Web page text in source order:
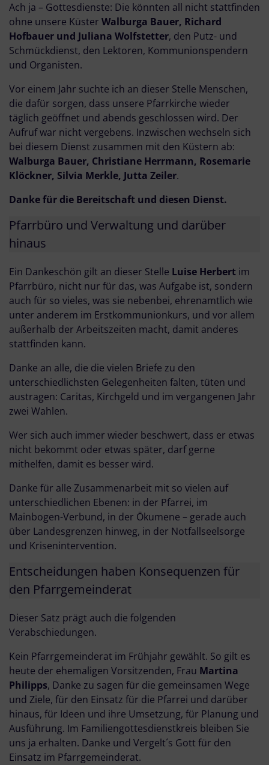
Ach ja – Gottesdienste: Die könnten all nicht stattfinden
ohne unsere Küster Walburga Bauer, Richard
Hofbauer und Juliana Wolfstetter, den Putz- und
Schmückdienst, den Lektoren, Kommunionspendern
und Organisten.
Vor einem Jahr suchte ich an dieser Stelle Menschen,
die dafür sorgen, dass unsere Pfarrkirche wieder
täglich geöffnet und abends geschlossen wird. Der
Aufruf war nicht vergebens. Inzwischen wechseln sich
bei diesem Dienst zusammen mit den Küstern ab:
Walburga Bauer, Christiane Herrmann, Rosemarie
Klöckner, Silvia Merkle, Jutta Zeiler.
Danke für die Bereitschaft und diesen Dienst.
Pfarrbüro und Verwaltung und darüber
hinaus
Ein Dankeschön gilt an dieser Stelle Luise Herbert im
Pfarrbüro, nicht nur für das, was Aufgabe ist, sondern
auch für so vieles, was sie nebenbei, ehrenamtlich wie
unter anderem im Erstkommunionkurs, und vor allem
außerhalb der Arbeitszeiten macht, damit anderes
stattfinden kann.
Danke an alle, die die vielen Briefe zu den
unterschiedlichsten Gelegenheiten falten, tüten und
austragen: Caritas, Kirchgeld und im vergangenen Jahr
zwei Wahlen.
Wer sich auch immer wieder beschwert, dass er etwas
nicht bekommt oder etwas später, darf gerne
mithelfen, damit es besser wird.
Danke für alle Zusammenarbeit mit so vielen auf
unterschiedlichen Ebenen: in der Pfarrei, im
Mainbogen-Verbund, in der Ökumene – gerade auch
über Landesgrenzen hinweg, in der Notfallseelsorge
und Krisenintervention.
Entscheidungen haben Konsequenzen für
den Pfarrgemeinderat
Dieser Satz prägt auch die folgenden
Verabschiedungen.
Kein Pfarrgemeinderat im Frühjahr gewählt. So gilt es
heute der ehemaligen Vorsitzenden, Frau Martina
Philipps, Danke zu sagen für die gemeinsamen Wege
und Ziele, für den Einsatz für die Pfarrei und darüber
hinaus, für Ideen und ihre Umsetzung, für Planung und
Ausführung. Im Familiengottesdienstkreis bleiben Sie
uns ja erhalten. Danke und Vergelt´s Gott für den
Einsatz im Pfarrgemeinderat.